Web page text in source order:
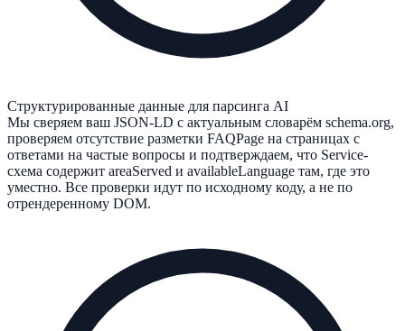
Структурированные данные для парсинга AI
Мы сверяем ваш JSON-LD с актуальным словарём schema.org,
проверяем отсутствие разметки FAQPage на страницах с
ответами на частые вопросы и подтверждаем, что Service-
схема содержит areaServed и availableLanguage там, где это
уместно. Все проверки идут по исходному коду, а не по
отрендеренному DOM.